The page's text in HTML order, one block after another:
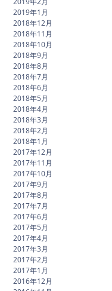
2019年1月
2018年12月
2018年11月
2018年10月
2018年9月
2018年8月
2018年7月
2018年6月
2018年5月
2018年4月
2018年3月
2018年2月
2018年1月
2017年12月
2017年11月
2017年10月
2017年9月
2017年8月
2017年7月
2017年6月
2017年5月
2017年4月
2017年3月
2017年2月
2017年1月
2016年12月